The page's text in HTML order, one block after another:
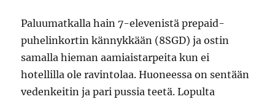
Paluumatkalla hain 7-elevenistä prepaid-
puhelinkortin kännykkään (8SGD) ja ostin
samalla hieman aamiaistarpeita kun ei
hotellilla ole ravintolaa. Huoneessa on sentään
vedenkeitin ja pari pussia teetä. Lopulta